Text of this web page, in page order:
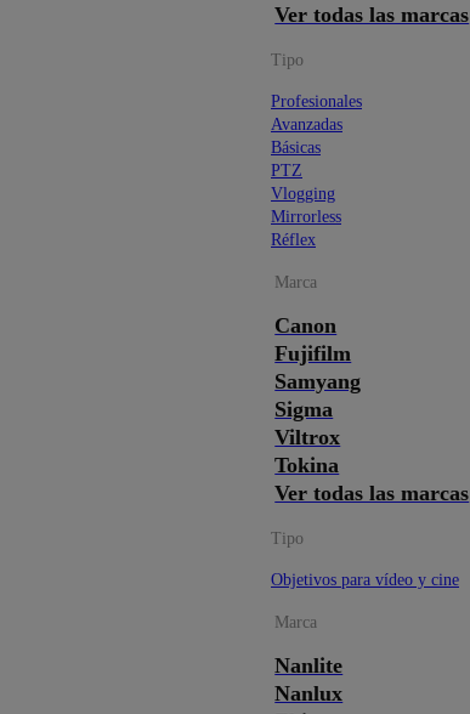
Ver todas las marcas
Tipo
Profesionales
Avanzadas
Básicas
PTZ
Vlogging
Mirrorless
Réflex
Marca
Canon
Fujifilm
Samyang
Sigma
Viltrox
Tokina
Ver todas las marcas
Tipo
Objetivos para vídeo y cine
Marca
Nanlite
Nanlux